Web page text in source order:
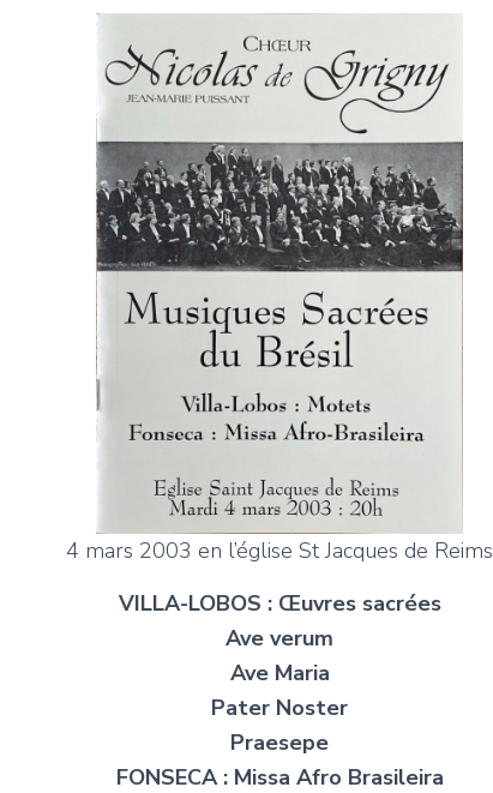
4 mars 2003 en l’église St Jacques de Reims
VILLA-LOBOS : Œuvres sacrées
Ave verum
Ave Maria
Pater Noster
Praesepe
FONSECA : Missa Afro Brasileira